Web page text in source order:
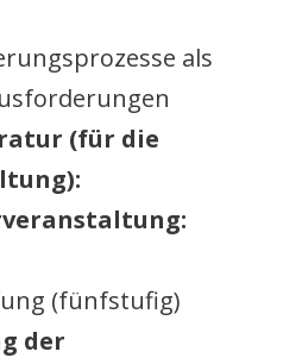
als
(für die
(fünfstufig)
der